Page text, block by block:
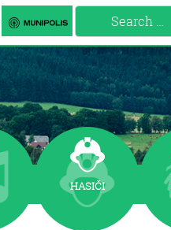
Search
HASIČI